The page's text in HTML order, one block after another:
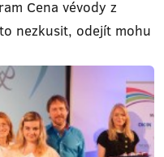
Cena vévody z
nezkusit, odejít mohu